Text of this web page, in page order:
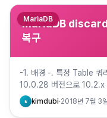
MariaDB discard
복구
MariaDB
-1. 배경 -. 특정 Table 쿼
10.0.28 버전으로 10.2.x
-. 다운타임 확보가 안되
k kimdubi·2018년 7월 3일